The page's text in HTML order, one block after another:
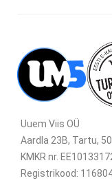
Uuem Viis OÜ
Aardla 23B, Tartu,
KMKR nr.
Registrikood: